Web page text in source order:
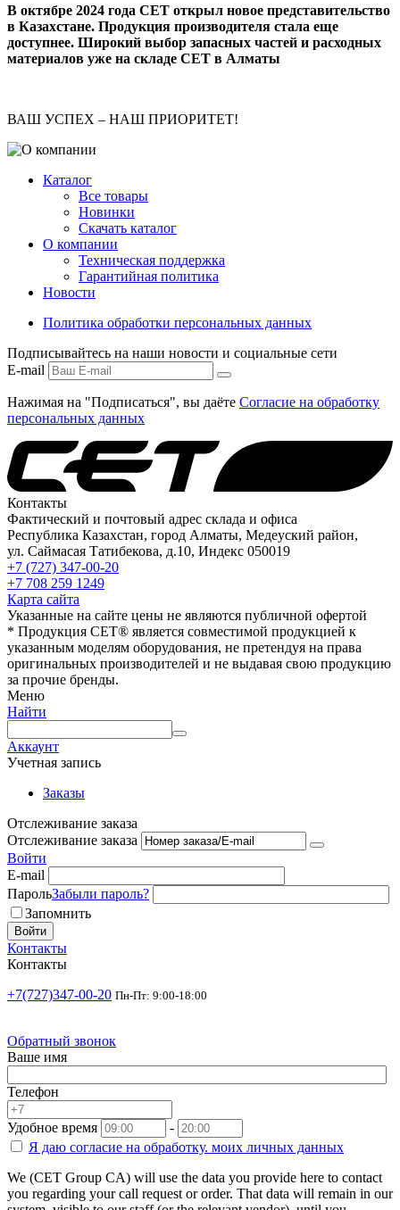
В октябре 2024 года СЕТ открыл новое представительство
в Казахстане. Продукция производителя стала еще
доступнее. Широкий выбор запасных частей и расходных
материалов уже на складе СЕТ в Алматы
ВАШ УСПЕХ – НАШ ПРИОРИТЕТ!
Каталог
Все товары
Новинки
Скачать каталог
О компании
Техническая поддержка
Гарантийная политика
Новости
Политика обработки персональных данных
Подписывайтесь на наши новости и социальные сети
E-mail
Нажимая на "Подписаться", вы даёте Согласие на обработку
персональных данных
Контакты
Фактический и почтовый адрес склада и офиса
Республика Казахстан, город Алматы, Медеуский район,
ул. Саймасая Татибекова, д.10, Индекс 050019
+7 (727) 347-00-20
+7 708 259 1249
Карта сайта
Указанные на сайте цены не являются публичной офертой
* Продукция СЕТ® является совместимой продукцией к
указанным моделям оборудования, не претендуя на права
оригинальных производителей и не выдавая свою продукцию
за прочие бренды.
Меню
Найти
Аккаунт
Учетная запись
Заказы
Отслеживание заказа
Отслеживание заказа
Войти
E-mail
ПарольЗабыли пароль?
Запомнить
Войти
Контакты
Контакты
+7(727)347-00-20 Пн-Пт: 9:00-18:00
Обратный звонок
Ваше имя
Телефон
Удобное время
-
Я даю согласие на обработку. моих личных данных
We (CET Group CA) will use the data you provide here to contact
you regarding your call request or order. That data will remain in our